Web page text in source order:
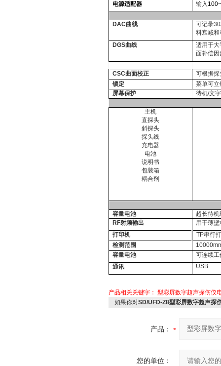
电源适配器
输入
DAC曲线
可记录
料衰减
DGS曲线
适用于
面补偿因
CSC曲面校正
可根据
锁定
菜单可
屏幕保护
待机/文
主机
直探头
斜探头
探头线
充电器
电池
说明书
包装箱
耦合剂
容量电池
超长待
RF射频输出
用于薄
打印机
TP串行
检测范围
容量电池
可连续
通讯
USB
产品相关关键字： 型彩屏数字超声探伤仪
如果你对SD/UFD-Z8型彩屏数字超声探
产品：
您的单位：